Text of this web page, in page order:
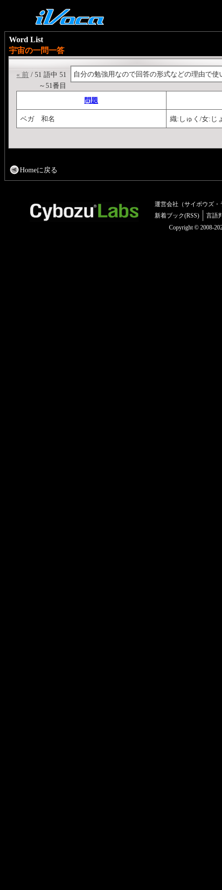
Word List
宇宙の一問一答
自分の勉強用なので回答の形式などの理由で
« 前 / 51 語中 51
～51番目
問題
ベガ 和名 織:しゅく/女:じ
Homeに戻る
運営会社（サイボウズ・
新着ブック(RSS)
言語
Copyright © 2008-